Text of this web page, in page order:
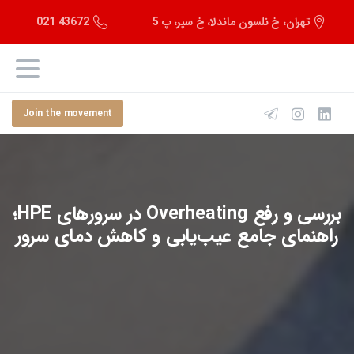
تهران، خ نلسون ماندلا، خ سپر، پ 5 43672 021
Join the movement
بررسی و رفع Overheating در سرورهای HPE؛
راهنمای جامع عیب‌یابی و کاهش دمای سرور